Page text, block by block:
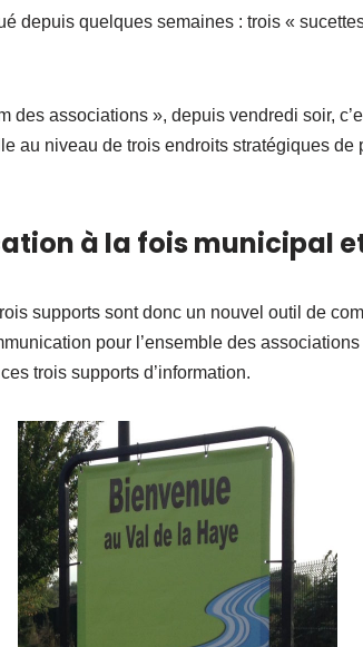
depuis quelques semaines : trois «
des associations », depuis vendredi soir,
au niveau de trois endroits stratégiques de
à la fois municipal
supports sont donc un nouvel outil de
pour l’ensemble des
trois supports d’information.